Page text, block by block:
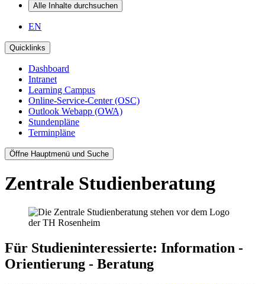
Alle Inhalte durchsuchen
EN
Quicklinks
Dashboard
Intranet
Learning Campus
Online-Service-Center (OSC)
Outlook Webapp (OWA)
Stundenpläne
Terminpläne
Öffne Hauptmenü und Suche
Zentrale Studienberatung
Für Studieninteressierte: Information -
Orientierung - Beratung